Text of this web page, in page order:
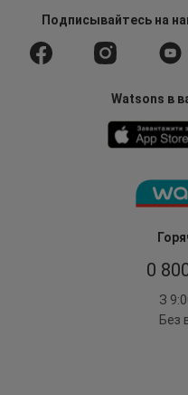
0
З
Без
Подписывайтесьна
Watsons в